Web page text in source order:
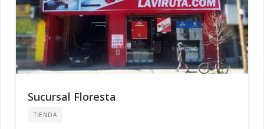
Sucursal Floresta
TIENDA